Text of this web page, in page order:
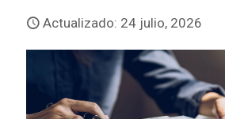
Actualizado: 24 julio, 2026